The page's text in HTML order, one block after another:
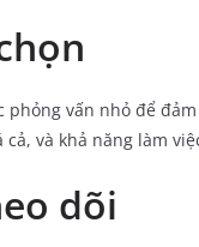
vấn nhỏ để
và khả năng làm
dõi